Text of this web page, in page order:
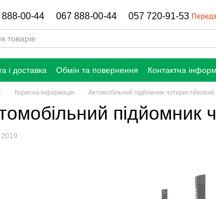
00-44 067 888-00-44 057 720-91-53
і доставка Обмін та повернення Контактна
Корисна інформація Автомобільний підйомник чотиристійковий
підйомник
2019